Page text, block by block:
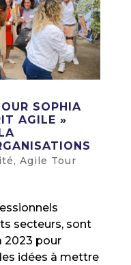
SOPHIA
AGILE »
, Agile Tour
secteurs, sont
2023 pour
idées à mettre